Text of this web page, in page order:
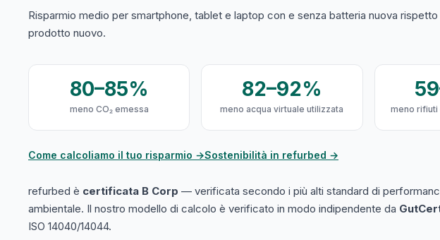
Risparmio medio per smartphone, tablet e laptop con e senza batteria nuova
prodotto nuovo.
80–85%
meno CO₂ emessa
82–92%
meno acqua virtuale utilizzata meno
Come calcoliamo il tuo risparmio →Sostenibilità in refurbed →
refurbed è certificata B Corp — verificata secondo i più alti standard di
ambientale. Il nostro modello di calcolo è verificato in modo indipendente da
ISO 14040/14044.